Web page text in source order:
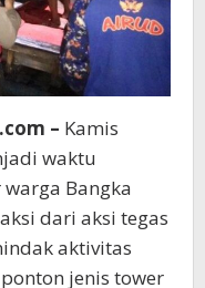
– Kamis
waktu
Bangka
dari aksi tegas
aktivitas
jenis tower